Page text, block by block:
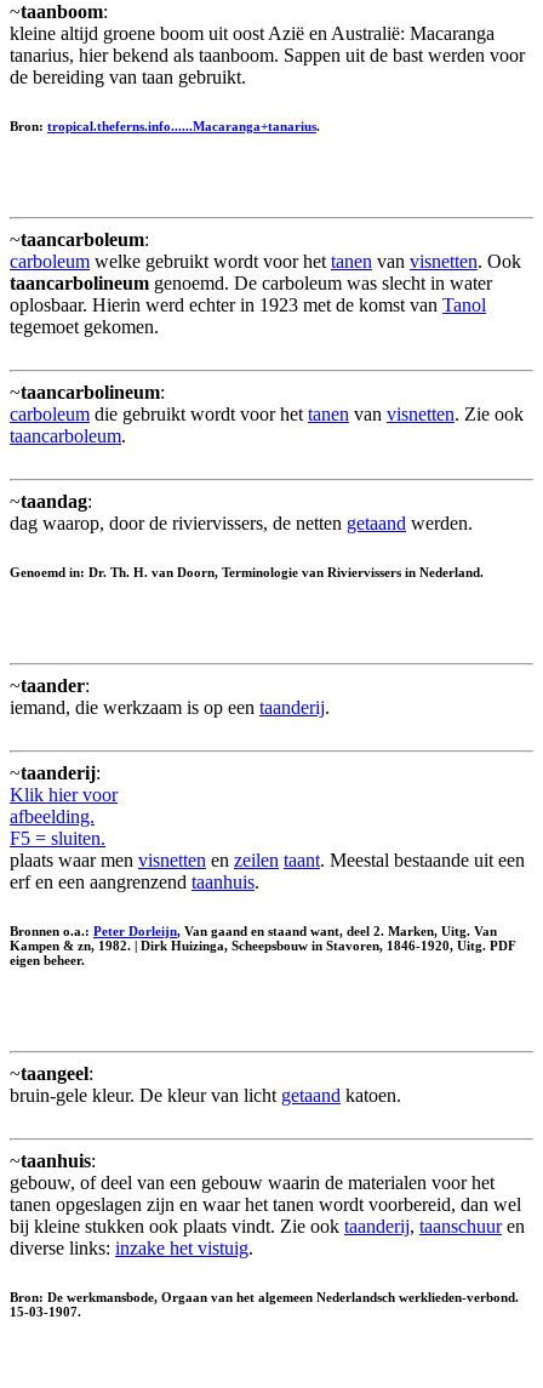
~taanboom:
kleine altijd groene boom uit oost Azië en Australië: Macaranga
tanarius, hier bekend als taanboom. Sappen uit de bast werden voor
de bereiding van taan gebruikt.
Bron: tropical.theferns.info......Macaranga+tanarius.
~taancarboleum:
carboleum welke gebruikt wordt voor het tanen van visnetten. Ook
taancarbolineum genoemd. De carboleum was slecht in water
oplosbaar. Hierin werd echter in 1923 met de komst van Tanol
tegemoet gekomen.
~taancarbolineum:
carboleum die gebruikt wordt voor het tanen van visnetten. Zie ook
taancarboleum.
~taandag:
dag waarop, door de riviervissers, de netten getaand werden.
Genoemd in: Dr. Th. H. van Doorn, Terminologie van Riviervissers in Nederland.
~taander:
iemand, die werkzaam is op een taanderij.
~taanderij:
Klik hier voor
afbeelding.
F5 = sluiten.
plaats waar men visnetten en zeilen taant. Meestal bestaande uit een
erf en een aangrenzend taanhuis.
Bronnen o.a.: Peter Dorleijn, Van gaand en staand want, deel 2. Marken, Uitg. Van
Kampen & zn, 1982. | Dirk Huizinga, Scheepsbouw in Stavoren, 1846-1920, Uitg. PDF
eigen beheer.
~taangeel:
bruin-gele kleur. De kleur van licht getaand katoen.
~taanhuis:
gebouw, of deel van een gebouw waarin de materialen voor het
tanen opgeslagen zijn en waar het tanen wordt voorbereid, dan wel
bij kleine stukken ook plaats vindt. Zie ook taanderij, taanschuuren
diverse links: inzake het vistuig.
Bron: De werkmansbode, Orgaan van het algemeen Nederlandsch werklieden-verbond.
15-03-1907.